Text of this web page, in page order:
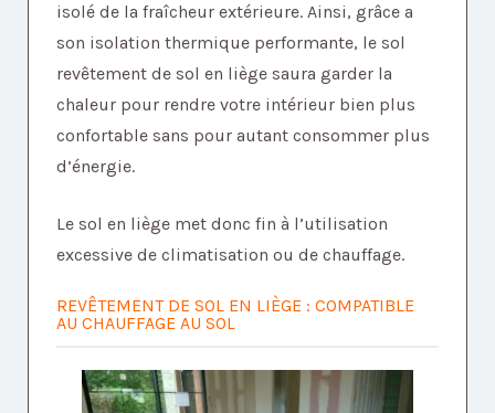
isolé de la fraîcheur extérieure. Ainsi, grâce a
son isolation thermique performante, le sol
revêtement de sol en liège saura garder la
chaleur pour rendre votre intérieur bien plus
confortable sans pour autant consommer plus
d’énergie.
Le sol en liège met donc fin à l’utilisation
excessive de climatisation ou de chauffage.
REVÊTEMENT DE SOL EN LIÈGE : COMPATIBLE
AU CHAUFFAGE AU SOL